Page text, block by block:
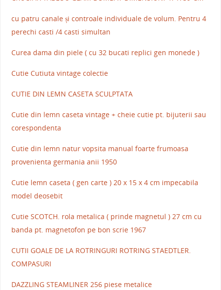
cu patru canale și controale individuale de volum. Pentru 4
perechi casti /4 casti simultan
Curea dama din piele ( cu 32 bucati replici gen monede )
Cutie Cutiuta vintage colectie
CUTIE DIN LEMN CASETA SCULPTATA
Cutie din lemn caseta vintage + cheie cutie pt. bijuterii sau
corespondenta
Cutie din lemn natur vopsita manual foarte frumoasa
provenienta germania anii 1950
Cutie lemn caseta ( gen carte ) 20 x 15 x 4 cm impecabila
model deosebit
Cutie SCOTCH. rola metalica ( prinde magnetul ) 27 cm cu
banda pt. magnetofon pe bon scrie 1967
CUTII GOALE DE LA ROTRINGURI ROTRING STAEDTLER.
COMPASURI
DAZZLING STEAMLINER 256 piese metalice